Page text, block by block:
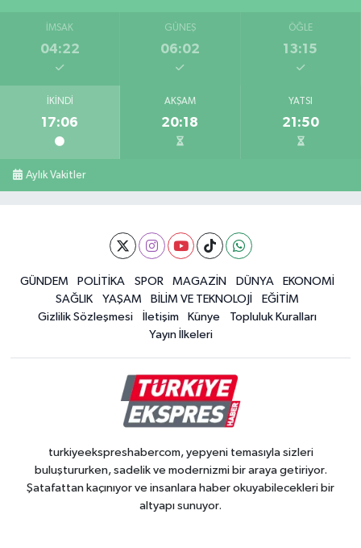
İMSAK
04:22
GÜNEŞ
06:02
ÖĞLE
13:15
İKINDI
17:06
AKŞAM
20:18
YATSI
21:50
Aylık Vakitler
GÜNDEM POLİTİKA SPOR MAGAZİN DÜNYA
EKONOMİ
SAĞLIK
YAŞAM BİLİM VE TEKNOLOJİ
EĞİTİM
Gizlilik Sözleşmesi
İletişim Künye
Topluluk Kuralları
Yayın İlkeleri
turkiyeekspreshabercom, yepyeni temasıyla sizleri
buluştururken, sadelik ve modernizmi bir araya getiriyor.
Şatafattan kaçınıyor ve insanlara haber okuyabilecekleri bir
altyapı sunuyor.